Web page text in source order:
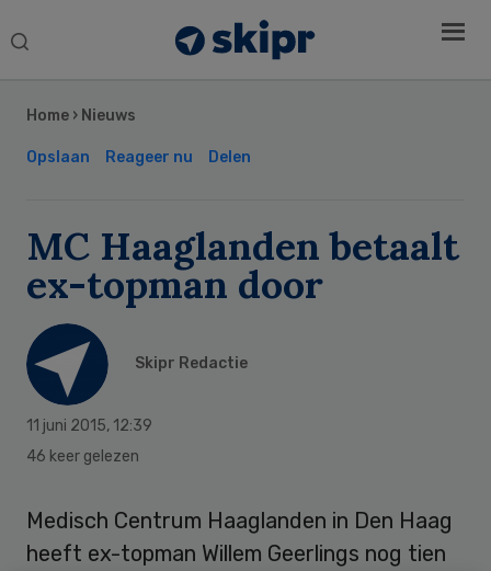
Search
Home › Nieuws
Opslaan Reageer nu Delen
MC Haaglanden betaalt
ex-topman door
Skipr Redactie
11 juni 2015, 12:39
46 keer gelezen
Medisch Centrum Haaglanden in Den Haag
heeft ex-topman Willem Geerlings nog tien
Sidebar